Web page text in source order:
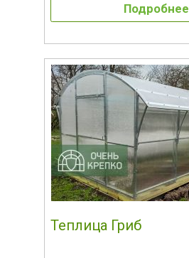
Подробнее
Теплица Гриб